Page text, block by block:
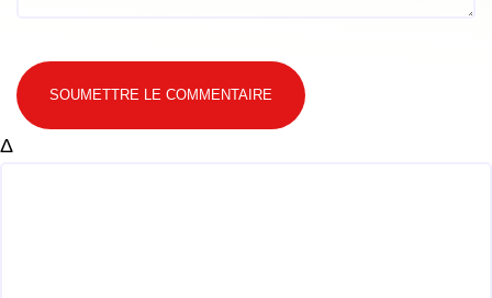
SOUMETTRE LE COMMENTAIRE
Δ